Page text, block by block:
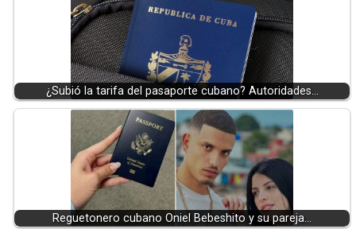
¿Subió la tarifa del pasaporte cubano? Autoridades…
Reguetonero cubano Oniel Bebeshito y su pareja…